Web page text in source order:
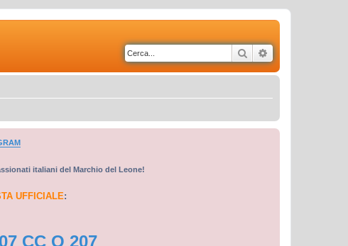
Cerca
italiani del Marchio del Leone!
UFFICIALE:
CC O 207